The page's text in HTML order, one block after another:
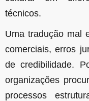
técnicos.
Uma tradução mal
comerciais, erros
de credibilidade.
organizações
processos